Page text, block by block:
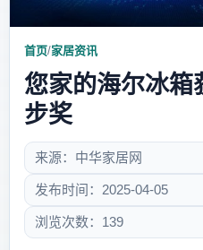
首页/家居资讯
您家的海尔冰箱
步奖
来源：中华家居网
发布时间：2025-04-05
浏览次数：139